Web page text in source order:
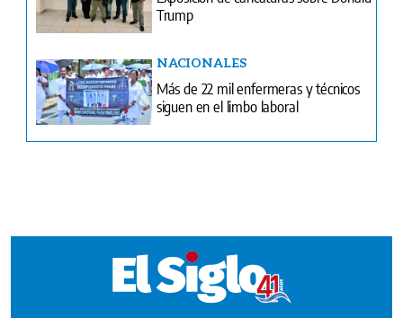
siguen en el limbo laboral
Suplementos